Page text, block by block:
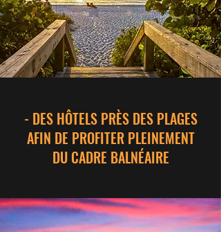
- DES HÔTELS PRÈS DES PLAGES
AFIN DE PROFITER PLEINEMENT
DU CADRE BALNÉAIRE